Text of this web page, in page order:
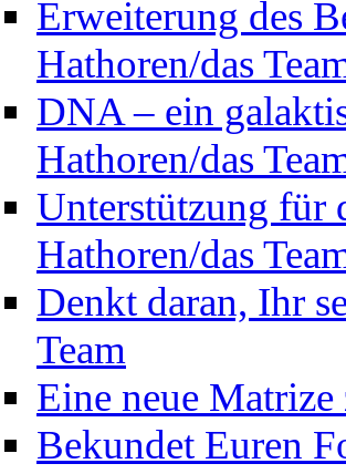
Erweiterung des
Hathoren/das
DNA – ein
Hathoren/das
Unterstützung für
Hathoren/das
Denkt daran, Ihr
Team
Eine neue Matrize
Bekundet Euren